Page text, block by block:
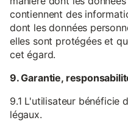
contiennent des
dont les données
elles sont protégées et
cet égard.
9. Garantie,
9.1 L'utilisateur bénéficie
légaux.